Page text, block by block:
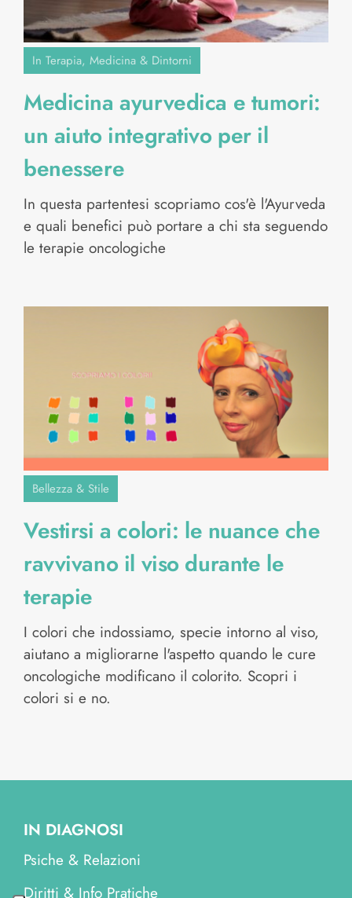
In Terapia, Medicina & Dintorni
Medicina ayurvedica e tumori:
un aiuto integrativo per il
benessere
In questa partentesi scopriamo cos'è l'Ayurveda
e quali benefici può portare a chi sta seguendo
le terapie oncologiche
Bellezza & Stile
Vestirsi a colori: le nuance che
ravvivano il viso durante le
terapie
I colori che indossiamo, specie intorno al viso,
aiutano a migliorarne l'aspetto quando le cure
oncologiche modificano il colorito. Scopri i
colori si e no.
IN DIAGNOSI
Psiche & Relazioni
Diritti & Info Pratiche